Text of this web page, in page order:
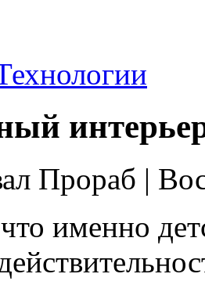
Прораб |
именно